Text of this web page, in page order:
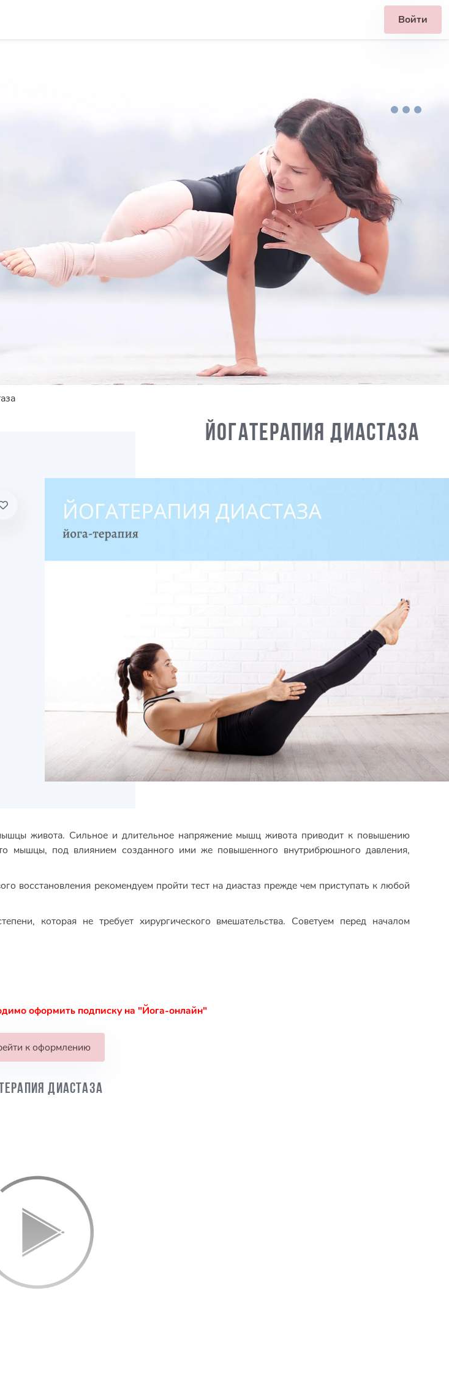
Войти
Йогатерапия диастаза
живота. Сильное и длительное напряжение мышц живота приводит к повышению
мышцы, под влиянием созданного ими же повышенного внутрибрюшного давления,
восстановления рекомендуем пройти тест на диастаз прежде чем приступать к любой
которая не требует хирургического вмешательства. Советуем перед началом
оформить подписку на "Йога-онлайн"
к оформлению
диастаза